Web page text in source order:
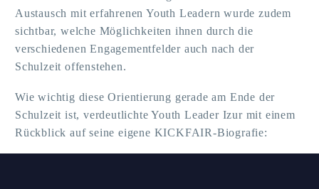
Austausch mit erfahrenen Youth Leadern wurde zudem
sichtbar, welche Möglichkeiten ihnen durch die
verschiedenen Engagementfelder auch nach der
Schulzeit offenstehen.
Wie wichtig diese Orientierung gerade am Ende der
Schulzeit ist, verdeutlichte Youth Leader Izur mit einem
Rückblick auf seine eigene KICKFAIR-Biografie: